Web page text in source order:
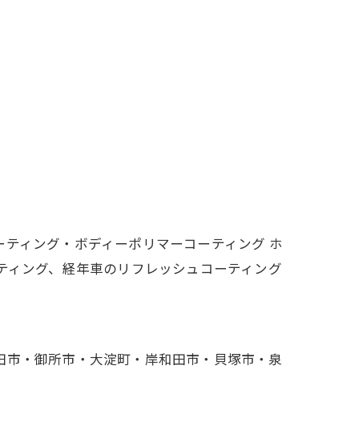
ィング・ボディーポリマーコーティング ホ
ング、経年車のリフレッシュコーティング
・御所市・大淀町・岸和田市・貝塚市・泉